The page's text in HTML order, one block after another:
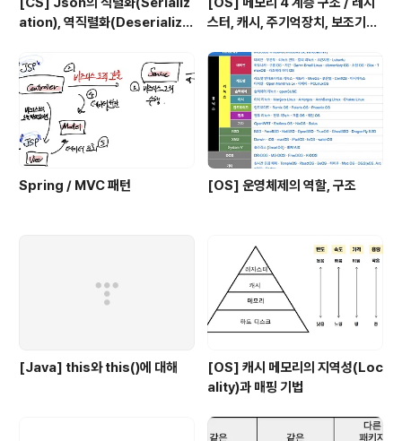
ation), 역직렬화(Deserializa
스터, 캐시, 주기억장치, 보조기억
Spring / MVC 패턴 [OS] 운영체제의 역할, 구조
[Java] this와 this()에 대해
[OS] 캐시 메모리의 지역성(Loc
ality)과 매핑 기법